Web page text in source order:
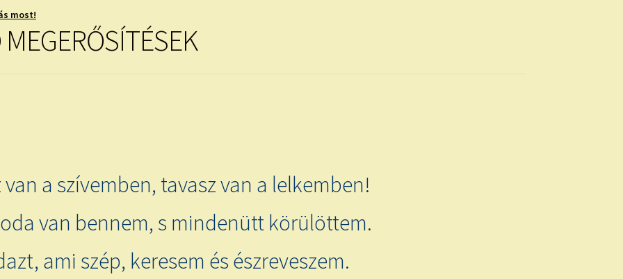
most!
van a szívemben, tavasz van a lelkemben!
van bennem, s mindenütt körülöttem.
ami szép, keresem és észreveszem.